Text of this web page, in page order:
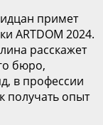
примет
ARTDOM 2024.
расскажет
бюро,
в профессии
получать опыт